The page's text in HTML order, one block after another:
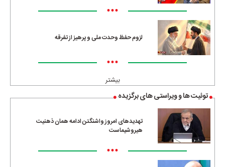
•••
لزوم حفظ وحدت ملی و پرهیز از تفرقه
•••
بیشتر
توئیت ها و ویراستی های برگزیده
تهدیدهای امروز واشنگتن ادامه همان ذهنیت
هیروشیماست
•••